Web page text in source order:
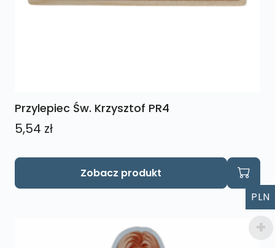
Przylepiec Św. Krzysztof PR4
5,54 zł
Zobacz produkt
PLN